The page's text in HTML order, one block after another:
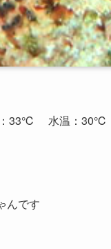
33℃ 水温：30℃
んです